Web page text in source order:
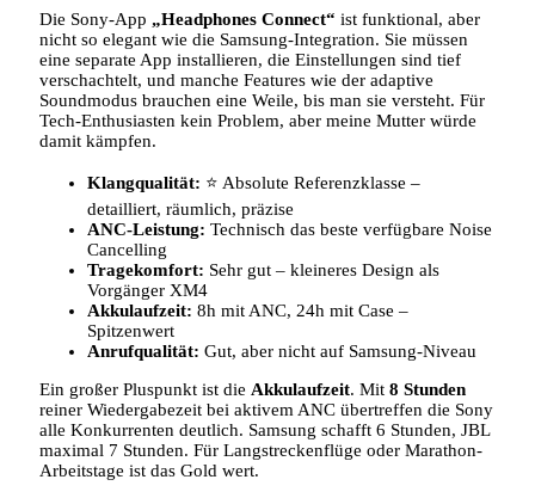
Die Sony-App „Headphones Connect“ ist funktional, aber
nicht so elegant wie die Samsung-Integration. Sie müssen
eine separate App installieren, die Einstellungen sind tief
verschachtelt, und manche Features wie der adaptive
Soundmodus brauchen eine Weile, bis man sie versteht. Für
Tech-Enthusiasten kein Problem, aber meine Mutter würde
damit kämpfen.
Klangqualität: ⭐ Absolute Referenzklasse –
detailliert, räumlich, präzise
ANC-Leistung: Technisch das beste verfügbare Noise
Cancelling
Tragekomfort: Sehr gut – kleineres Design als
Vorgänger XM4
Akkulaufzeit: 8h mit ANC, 24h mit Case –
Spitzenwert
Anrufqualität: Gut, aber nicht auf Samsung-Niveau
Ein großer Pluspunkt ist die Akkulaufzeit. Mit 8 Stunden
reiner Wiedergabezeit bei aktivem ANC übertreffen die Sony
alle Konkurrenten deutlich. Samsung schafft 6 Stunden, JBL
maximal 7 Stunden. Für Langstreckenflüge oder Marathon-
Arbeitstage ist das Gold wert.